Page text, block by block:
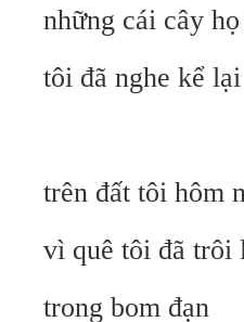
những cái cây
tôi đã nghe kể lại
trên đất tôi hôm
vì quê tôi đã trôi
trong bom đạn